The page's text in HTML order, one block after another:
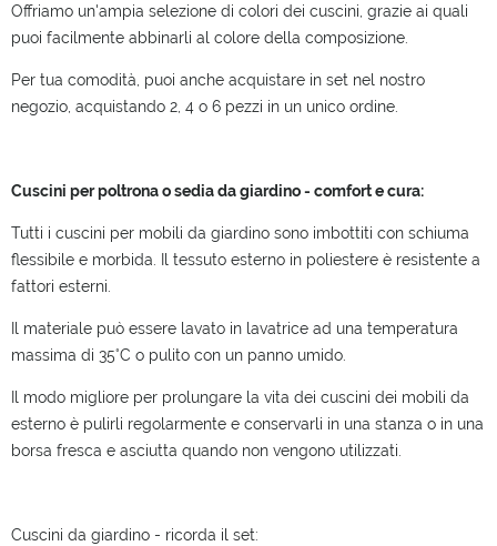
Offriamo un'ampia selezione di colori dei cuscini, grazie ai quali
puoi facilmente abbinarli al colore della composizione.
Per tua comodità, puoi anche acquistare in set nel nostro
negozio, acquistando 2, 4 o 6 pezzi in un unico ordine.
Cuscini per poltrona o sedia da giardino - comfort e cura:
Tutti i cuscini per mobili da giardino sono imbottiti con schiuma
flessibile e morbida. Il tessuto esterno in poliestere è resistente a
fattori esterni.
Il materiale può essere lavato in lavatrice ad una temperatura
massima di 35°C o pulito con un panno umido.
Il modo migliore per prolungare la vita dei cuscini dei mobili da
esterno è pulirli regolarmente e conservarli in una stanza o in una
borsa fresca e asciutta quando non vengono utilizzati.
Cuscini da giardino - ricorda il set: